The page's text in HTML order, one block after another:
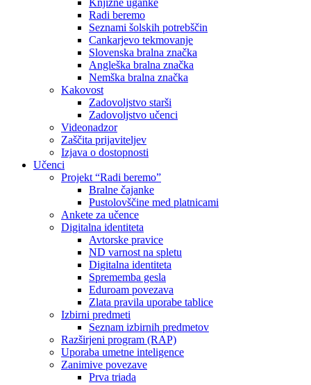
Knjižne uganke
Radi beremo
Seznami šolskih potrebščin
Cankarjevo tekmovanje
Slovenska bralna značka
Angleška bralna značka
Nemška bralna značka
Kakovost
Zadovoljstvo starši
Zadovoljstvo učenci
Videonadzor
Zaščita prijaviteljev
Izjava o dostopnosti
Učenci
Projekt “Radi beremo”
Bralne čajanke
Pustolovščine med platnicami
Ankete za učence
Digitalna identiteta
Avtorske pravice
ND varnost na spletu
Digitalna identiteta
Sprememba gesla
Eduroam povezava
Zlata pravila uporabe tablice
Izbirni predmeti
Seznam izbirnih predmetov
Razširjeni program (RAP)
Uporaba umetne inteligence
Zanimive povezave
Prva triada